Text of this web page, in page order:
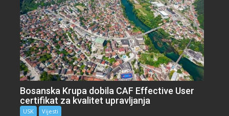
Bosanska Krupa dobila CAF Effective User
certifikat za kvalitet upravljanja
USK Vijesti